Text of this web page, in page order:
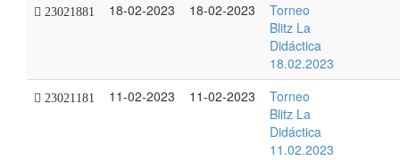
23021881 18-02-2023 18-02-2023
Torneo
Blitz La
Didáctica
18.02.2023
23021181 11-02-2023 11-02-2023
Torneo
Blitz La
Didáctica
11.02.2023